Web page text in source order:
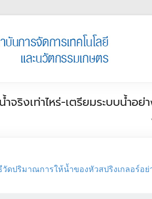
จริงเท่าไหร่-เตรียมระบบน้ำอย่า
วัดปริมาณการให้น้ำของหัวสปริงเกลอร์อ